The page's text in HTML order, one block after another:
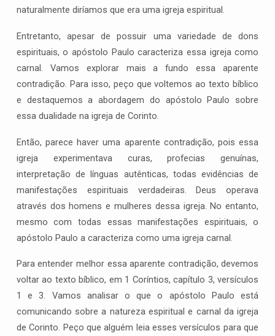
naturalmente diríamos que era uma igreja espiritual.
Entretanto, apesar de possuir uma variedade de dons
espirituais, o apóstolo Paulo caracteriza essa igreja como
carnal. Vamos explorar mais a fundo essa aparente
contradição. Para isso, peço que voltemos ao texto bíblico
e destaquemos a abordagem do apóstolo Paulo sobre
essa dualidade na igreja de Corinto.
Então, parece haver uma aparente contradição, pois essa
igreja experimentava curas, profecias genuínas,
interpretação de línguas autênticas, todas evidências de
manifestações espirituais verdadeiras. Deus operava
através dos homens e mulheres dessa igreja. No entanto,
mesmo com todas essas manifestações espirituais, o
apóstolo Paulo a caracteriza como uma igreja carnal.
Para entender melhor essa aparente contradição, devemos
voltar ao texto bíblico, em 1 Coríntios, capítulo 3, versículos
1 e 3. Vamos analisar o que o apóstolo Paulo está
comunicando sobre a natureza espiritual e carnal da igreja
de Corinto. Peço que alguém leia esses versículos para que